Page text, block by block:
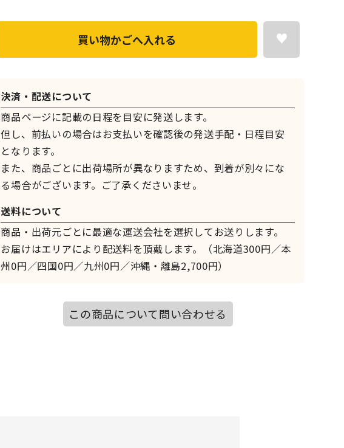
決済・配送について
商品ページに記載の日程を目安に発送します。
但し、前払いの場合はお支払いを確認後の発送手配・日程目安
となります。
また、商品ごとに出荷場所が異なりますため、到着が別々にな
る場合がございます。ご了承くださいませ。
送料について
商品・出荷元ごとに最適な運送会社を選択してお送りします。
お届けはエリアにより配送料を頂戴します。（北海道300円／本
州0円／四国0円／九州0円／沖縄・離島2,700円）
買い物かごへ入れる
この商品について問い合わせる